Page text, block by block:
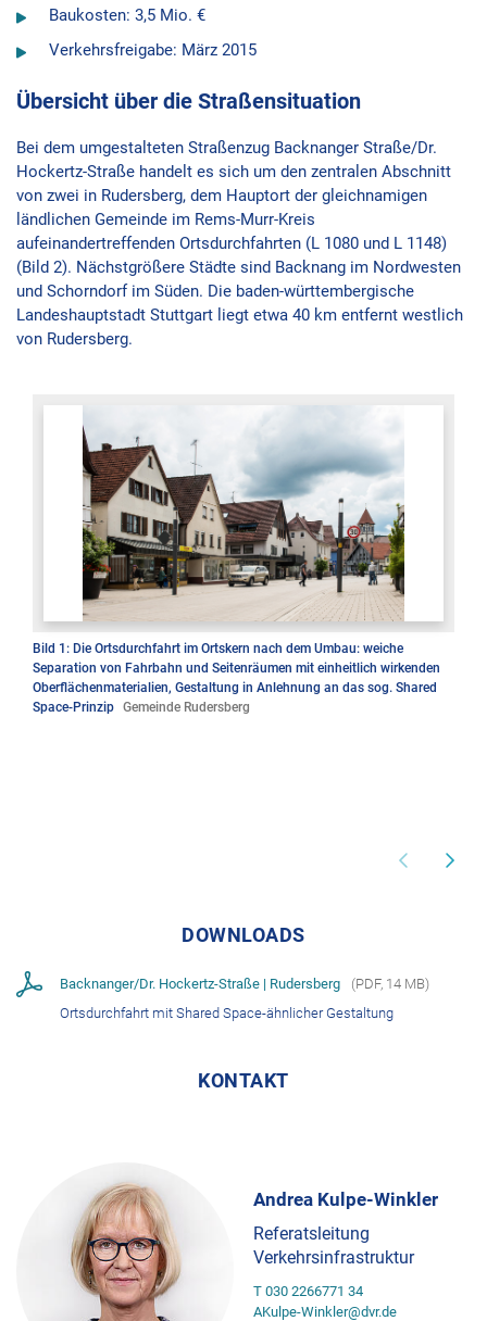
Baukosten: 3,5 Mio. €
Verkehrsfreigabe: März 2015
Übersicht über die Straßensituation
Bei dem umgestalteten Straßenzug Backnanger Straße/Dr.
Hockertz-Straße handelt es sich um den zentralen Abschnitt
von zwei in Rudersberg, dem Hauptort der gleichnamigen
ländlichen Gemeinde im Rems-Murr-Kreis
aufeinandertreffenden Ortsdurchfahrten (L 1080 und L 1148)
(Bild 2). Nächstgrößere Städte sind Backnang im Nordwesten
und Schorndorf im Süden. Die baden-württembergische
Landeshauptstadt Stuttgart liegt etwa 40 km entfernt westlich
von Rudersberg.
Bild 1: Die Ortsdurchfahrt im Ortskern nach dem Umbau: weiche
Separation von Fahrbahn und Seitenräumen mit einheitlich wirkenden
Oberflächenmaterialien, Gestaltung in Anlehnung an das sog. Shared
Space-Prinzip Gemeinde Rudersberg
DOWNLOADS
Backnanger/Dr. Hockertz-Straße | Rudersberg (PDF, 14 MB)
Ortsdurchfahrt mit Shared Space-ähnlicher Gestaltung
KONTAKT
Andrea Kulpe-Winkler
Referatsleitung
Verkehrsinfrastruktur
T 030 2266771 34
AKulpe-Winkler@dvr.de